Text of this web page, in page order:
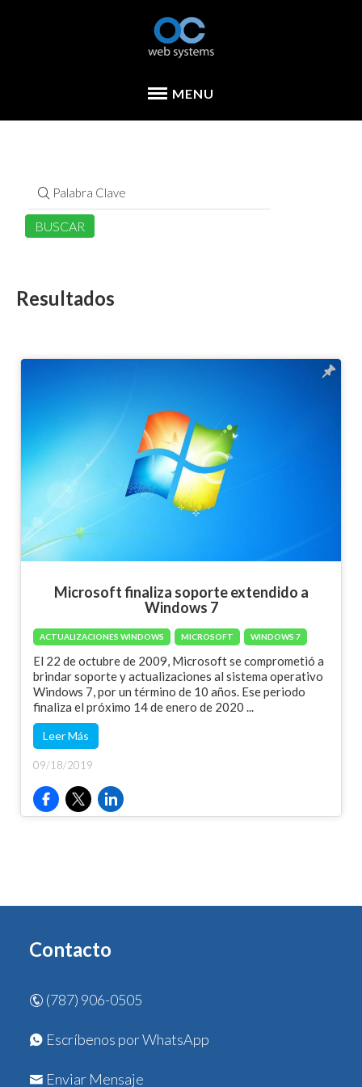
Resultados
Microsoft finaliza soporte extendido a
Windows 7
ACTUALIZACIONES WINDOWS MICROSOFT WINDOWS 7
El 22 de octubre de 2009, Microsoft se comprometió a
brindar soporte y actualizaciones al sistema operativo
Windows 7, por un término de 10 años. Ese periodo
finaliza el próximo 14 de enero de 2020 ...
Leer Más
09/18/2019
Contacto
(787) 906-0505
Escríbenos por WhatsApp
Enviar Mensaje